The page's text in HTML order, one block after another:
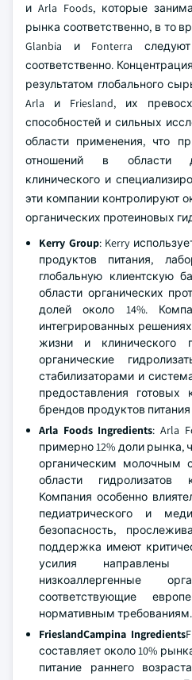
и Arla Foods, которые
рынка соответственно, в то
Glanbia и Fonterra
соответственно.
результатом глобального
Arla и Friesland, их
способностей и сильных
области применения, что
отношений в области
клинического и
эти компании контролируют
органических протеиновых
Kerry Group: Kerry
продуктов питания,
глобальную клиентскую
области органических
долей около 14%.
интегрированных
жизни и клинического
органические
стабилизаторами и
предоставления
брендов продуктов питания
Arla Foods Ingredients: Arla
примерно 12% доли рынка,
органическим молочным
области
Компания особенно
педиатрического и
безопасность,
поддержка имеют
усилия направлены
низкоаллергенные
соответствующие
нормативным требованиям.
FrieslandCampina Ingredients
составляет около 10%
питание раннего